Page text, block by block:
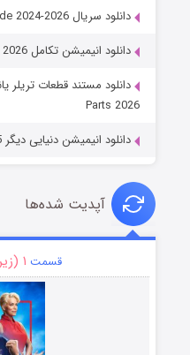
دانلود سریال One Hundred Years of Solitude 2024-2026
دانلود انیمیشن تکامل Evolution 2026
Parts 2026
دانلود انیمیشن دنیایی دیگر Another World 2025
آپدیت شده‌ها
قسمت ۱ (زیرنویس)